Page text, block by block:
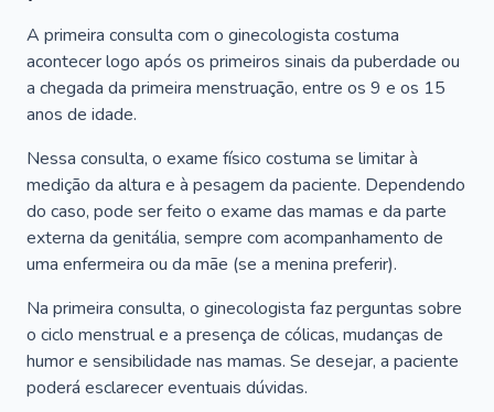
A primeira consulta com o ginecologista costuma
acontecer logo após os primeiros sinais da puberdade ou
a chegada da primeira menstruação, entre os 9 e os 15
anos de idade.
Nessa consulta, o exame físico costuma se limitar à
medição da altura e à pesagem da paciente. Dependendo
do caso, pode ser feito o exame das mamas e da parte
externa da genitália, sempre com acompanhamento de
uma enfermeira ou da mãe (se a menina preferir).
Na primeira consulta, o ginecologista faz perguntas sobre
o ciclo menstrual e a presença de cólicas, mudanças de
humor e sensibilidade nas mamas. Se desejar, a paciente
poderá esclarecer eventuais dúvidas.